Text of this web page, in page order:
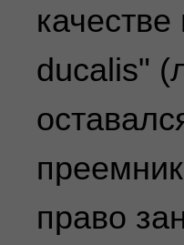
ducalis"
право